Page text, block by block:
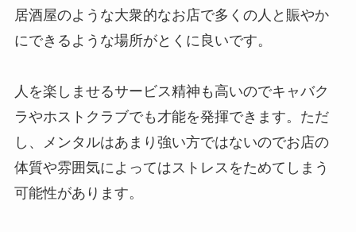
居酒屋のような大衆的なお店で多くの人と賑やか
にできるような場所がとくに良いです。
人を楽しませるサービス精神も高いのでキャバク
ラやホストクラブでも才能を発揮できます。ただ
し、メンタルはあまり強い方ではないのでお店の
体質や雰囲気によってはストレスをためてしまう
可能性があります。